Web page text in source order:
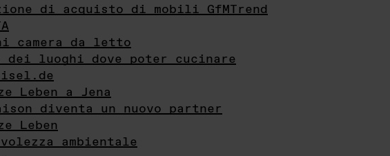
di acquisto di mobili GfMTrend
camera da letto
dei luoghi dove poter cucinare
Leben a Jena
diventa un nuovo partner
Leben
ambientale